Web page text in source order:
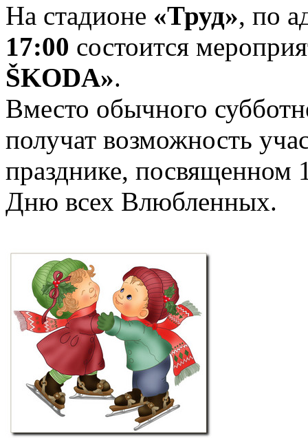
На стадионе «Труд», по
17:00 состоится
ŠKODA».
Вместо обычного
получат возможность
празднике, посвященном
Дню всех Влюбленных.